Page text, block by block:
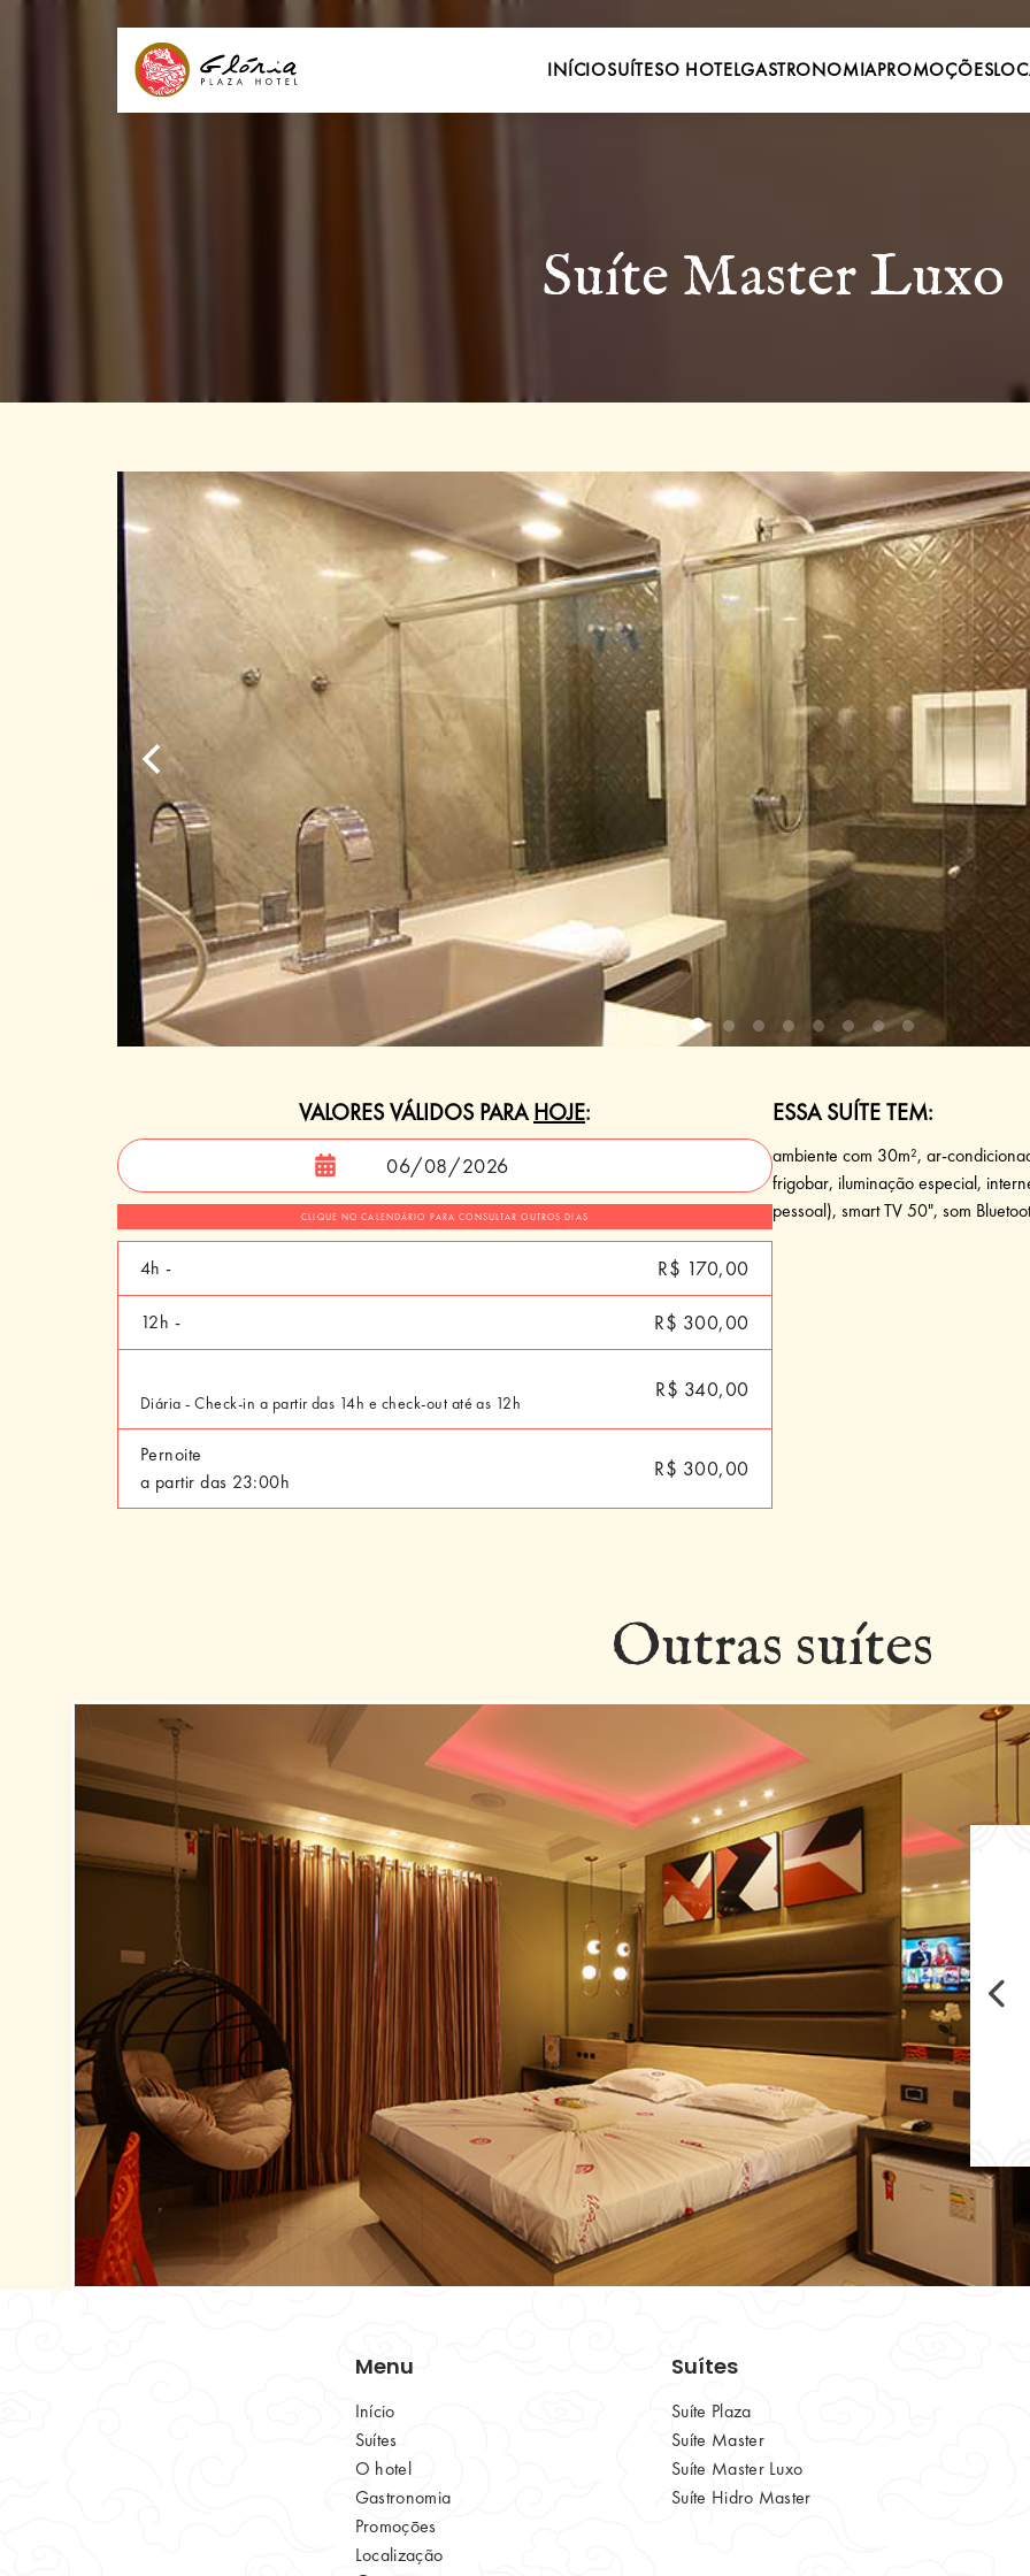
INÍCIOSUÍTESO HOTELGASTRONOMIAPROMOÇÕES
Suíte Master Luxo
VALORES VÁLIDOS PARAHOJE:
CLIQUE NO CALENDÁRIO PARA CONSULTAR OUTROS DIAS
4h - R$ 170,00
12h - R$ 300,00
Diária - Check-in a partir das 14h e check-out até as 12h
R$ 340,00
Pernoite
a partir das 23:00h
R$ 300,00
ESSA SUÍTE TEM:
ambiente com 30m², ar-
frigobar, iluminação especial,
pessoal), smart TV 50", som
Outras suítes
Menu
Início
Suítes
O hotel
Gastronomia
Promoçōes
Localização
Suítes
Suíte Plaza
Suíte Master
Suíte Master Luxo
Suíte Hidro Master